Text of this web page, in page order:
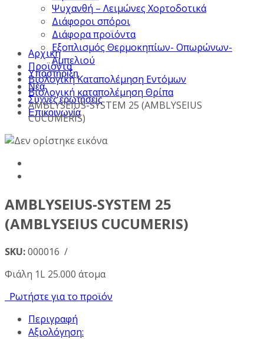
Ψυχανθή – Λειμώνες Χορτοδοτικά
Διάφοροι σπόροι
Διάφορα προϊόντα
Εξοπλισμός Θερμοκηπίων- Οπωρώνων-
Αμπελιού
Υποστήριξη
Νέα
Συχνές ερωτήσεις
Επικοινωνία
Αρχική
Προϊόντα
Βιολογική Καταπολέμηση Εντόμων
Βιολογική καταπολέμηση Θρίπα
AMBLYSEIUS-SYSTEM 25 (AMBLYSEIUS
CUCUMERIS)
AMBLYSEIUS-SYSTEM 25
(AMBLYSEIUS CUCUMERIS)
SKU:000016 /
Φιάλη 1L 25.000 άτομα
Ρωτήστε για το προϊόν
Περιγραφή
Αξιολόγηση: